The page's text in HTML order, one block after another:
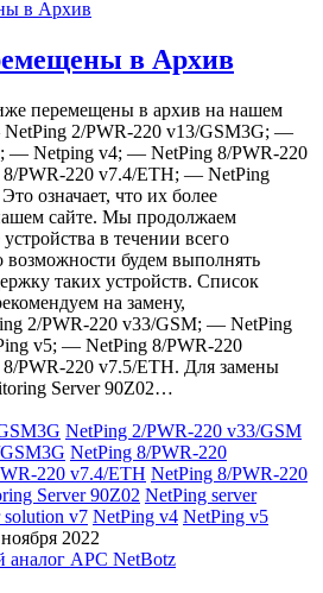
в Архив
перемещены в архив на нашем
2/PWR-220 v13/GSM3G; —
— Netping v4; — NetPing 8/PWR-220
PWR-220 v7.4/ETH; — NetPing
означает, что их более
сайте. Мы продолжаем
в течении всего
возможности будем выполнять
таких устройств. Список
на замену,
2/PWR-220 v33/GSM; — NetPing
v5; — NetPing 8/PWR-220
PWR-220 v7.5/ETH. Для замены
Server 90Z02…
NetPing 2/PWR-220 v33/GSM
NetPing 8/PWR-220
220 v7.4/ETH NetPing 8/PWR-220
Server 90Z02 NetPing server
solution v7 NetPing v4 NetPing v5
2022